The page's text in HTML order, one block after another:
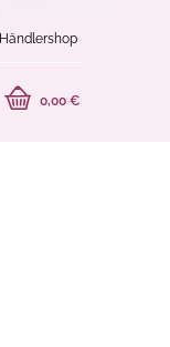
Händlershop
0,00 €